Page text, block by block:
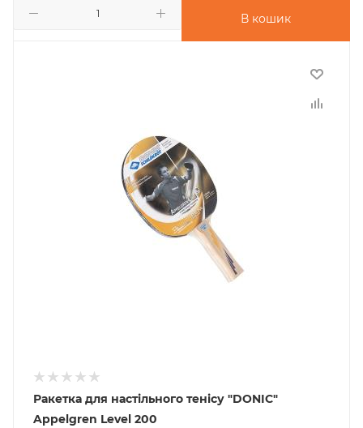
В кошик
Ракетка для настільного тенісу "DONIC"
Appelgren Level 200